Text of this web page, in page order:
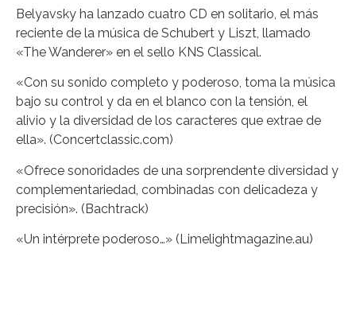
Belyavsky ha lanzado cuatro CD en solitario, el más
reciente de la música de Schubert y Liszt, llamado
«The Wanderer» en el sello KNS Classical.
«Con su sonido completo y poderoso, toma la música
bajo su control y da en el blanco con la tensión, el
alivio y la diversidad de los caracteres que extrae de
ella». (Concertclassic.com)
«Ofrece sonoridades de una sorprendente diversidad y
complementariedad, combinadas con delicadeza y
precisión». (Bachtrack)
«Un intérprete poderoso…» (Limelightmagazine.au)